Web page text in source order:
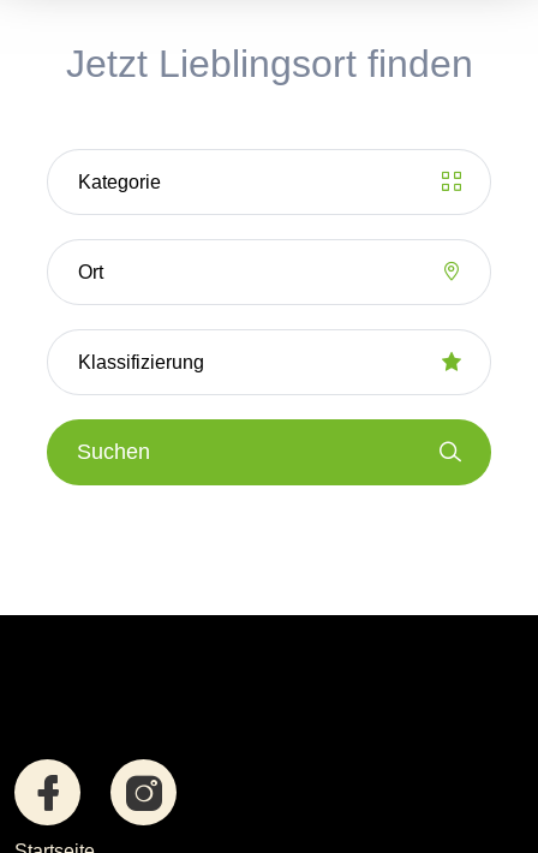
Jetzt Lieblingsort finden
Suchen